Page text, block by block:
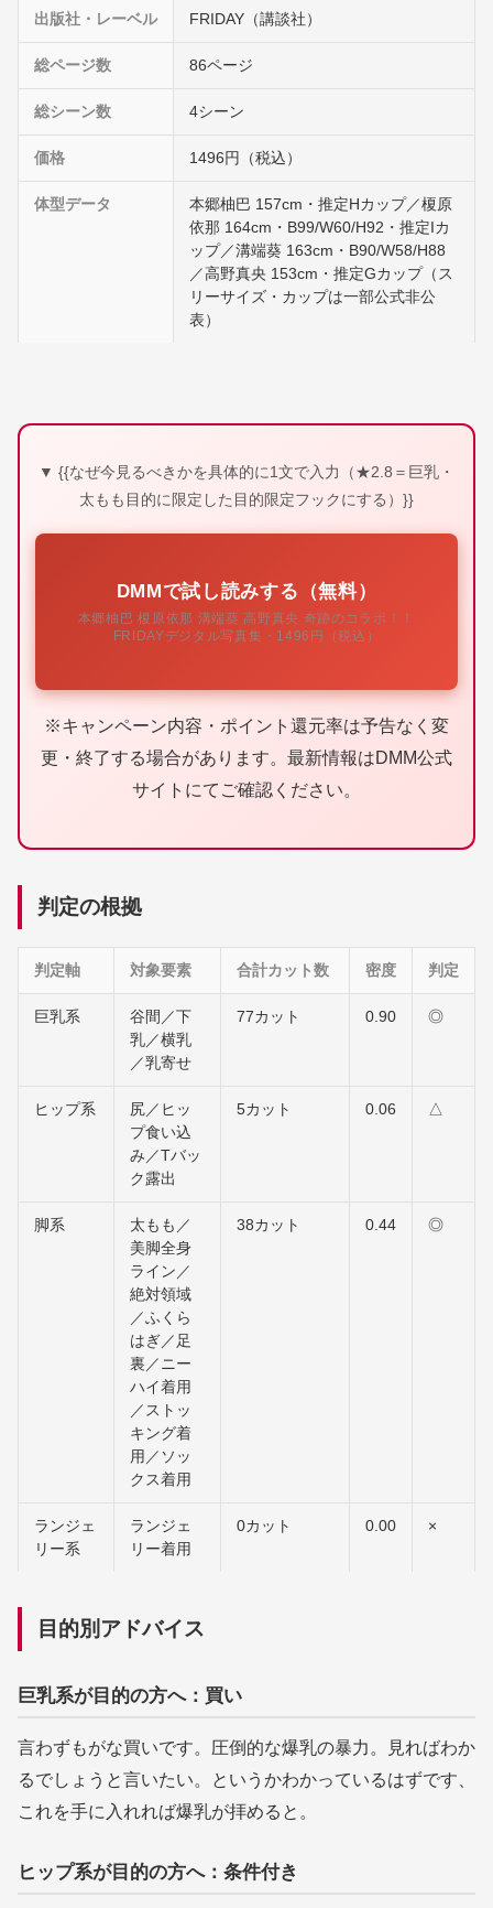
出版社・レーベル FRIDAY（講談社）
総ページ数 86ページ
総シーン数 4シーン
価格 1496円（税込）
体型データ
本郷柚巴 157cm・推定Hカップ／榎原
依那 164cm・B99/W60/H92・推定Iカ
ップ／溝端葵 163cm・B90/W58/H88
／高野真央 153cm・推定Gカップ（ス
リーサイズ・カップは一部公式非公
表）
▼ {{なぜ今見るべきかを具体的に1文で入力（★2.8＝巨乳・
太もも目的に限定した目的限定フックにする）}}
DMMで試し読みする（無料）
本郷柚巴 榎原依那 溝端葵 高野真央 奇跡のコラボ！！
FRIDAYデジタル写真集・1496円（税込）
※キャンペーン内容・ポイント還元率は予告なく変
更・終了する場合があります。最新情報はDMM公式
サイトにてご確認ください。
判定の根拠
判定軸 対象要素 合計カット数 密度 判定
巨乳系
谷間／下
乳／横乳
／乳寄せ
77カット 0.90 ◎
ヒップ系
尻／ヒッ
プ食い込
み／Tバッ
ク露出
5カット 0.06 △
脚系
太もも／
美脚全身
ライン／
絶対領域
／ふくら
はぎ／足
裏／ニー
ハイ着用
／ストッ
キング着
用／ソッ
クス着用
38カット 0.44 ◎
ランジェ
リー系
ランジェ
リー着用
0カット 0.00 ×
目的別アドバイス
巨乳系が目的の方へ：買い
言わずもがな買いです。圧倒的な爆乳の暴力。見ればわか
るでしょうと言いたい。というかわかっているはずです、
これを手に入れれば爆乳が拝めると。
ヒップ系が目的の方へ：条件付き